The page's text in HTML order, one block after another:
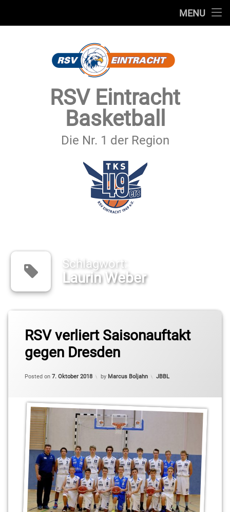
MENU
SECHSTER MANN
IMPRESSUM & DATENSCHUTZ
RSV Eintracht
Basketball
Die Nr. 1 der Region
Schlagwort:
Laurin Weber
RSV verliert Saisonauftakt
gegen Dresden
Posted on 7. Oktober 2018
Updated on7. Oktober 2018
by Marcus Boljahn Categories:
JBBL
JBBL
Laurin
Weber